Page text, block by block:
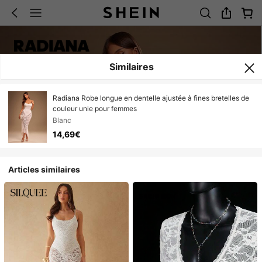
Similaires
Radiana Robe longue en dentelle ajustée à fines bretelles de
couleur unie pour femmes
Blanc
14,69€
Articles similaires